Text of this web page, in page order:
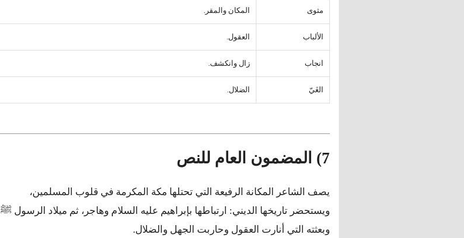
مثوى المكان والمقر.
الألباب العقول.
انجاب زال وانكشف.
الغَيّ الضلال.
7) المضمون العام للنص
يصف الشاعر المكانة الرفيعة التي تحتلها مكة المكرمة في قلوب المسلمين،
ويستحضر تاريخها الديني: ارتباطها بإبراهيم عليه السلام وهاجر، ثم ميلاد الرسول ﷺ
وبعثته التي أنارت العقول وحاربت الجهل والضلال.